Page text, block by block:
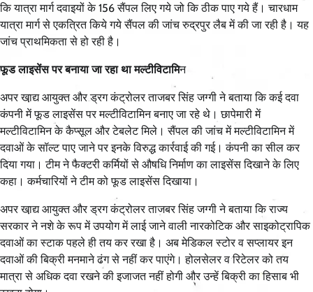
कि यात्रा मार्ग दवाइयों के 156 सैंपल लिए गये जो कि ठीक पाए गये हैं। चारधाम
यात्रा मार्ग से एकत्रित किये गये सैंपल की जांच रुद्रपुर लैब में की जा रही है। यह
जांच प्राथमिकता से हो रही है।
फूड लाइसेंस पर बनाया जा रहा था मल्टीविटामिन
अपर खा़द्य आयुक्त और ड्रग कंट्रोलर ताजबर सिंह जग्गी ने बताया कि कई दवा
कंपनी में फूड लाइसेंस पर मल्टीविटामिन बनाए जा रहे थे। छापेमारी में
मल्टीविटामिन के कैप्सूल और टेबलेट मिले। सैंपल की जांच में मल्टीविटामिन में
दवाओं के सॉल्ट पाए जाने पर इनके विरुद्ध कार्रवाई की गई। कंपनी का सील कर
दिया गया। टीम ने फैक्टरी कर्मियों से औषधि निर्माण का लाइसेंस दिखाने के लिए
कहा। कर्मचारियों ने टीम को फूड लाइसेंस दिखाया।
अपर खा़द्य आयुक्त और ड्रग कंट्रोलर ताजबर सिंह जग्गी ने बताया कि राज्य
सरकार ने नशे के रूप में उपयोग में लाई जाने वाली नारकोटिक और साइकोट्रापिक
दवाओं का स्टाक पहले ही तय कर रखा है। अब मेडिकल स्टोर व सप्लायर इन
दवाओं की बिक्री मनमाने ढंग से नहीं कर पाएंगे। होलसेलर व रिटेलर को तय
मात्रा से अधिक दवा रखने की इजाजत नहीं होगी और उन्हें बिक्री का हिसाब भी